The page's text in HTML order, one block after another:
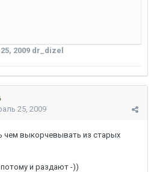
2009 dr_dizel
25, 2009
чем выкорчевывать из старых
и раздают -))